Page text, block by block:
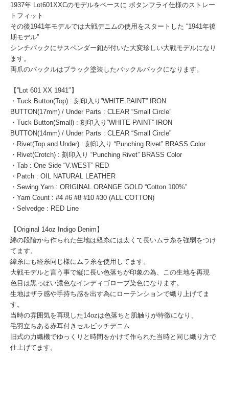
1937年 Lot601XXCのモデルをベースに ボタンフライ仕様のストレー
トフィット
その後1941年モデルでは大戦デニムの使用をスタートした “1941年後
期モデル”
シンチバックにサスペンダー釦が付いた大変珍しい大戦モデルになり
ます。
両爪のバックルはブラック塗装したバックルバックになります。
【”Lot 601 XX 1941″】
・Tuck Button(Top) : 刻印入り”WHITE PAINT” IRON
BUTTON(17mm) / Under Parts : CLEAR “Small Circle”
・Tuck Button(Small) : 刻印入り”WHITE PAINT” IRON
BUTTON(14mm) / Under Parts : CLEAR “Small Circle”
・Rivet(Top and Under) : 刻印入り “Punching Rivet” BRASS Color
・Rivet(Crotch) : 刻印入り “Punching Rivet” BRASS Color
・Tab : One Side “V.WEST” RED
・Patch : OIL NATURAL LEATHER
・Sewing Yarn : ORIGINAL ORANGE GOLD “Cotton 100%”
・Yarn Count : #4 #6 #8 #10 #30 (ALL COTTON)
・Selvedge : RED Line
【Original 14oz Indigo Denim】
綿の段階から作られた生地は経糸には太くて長いムラ糸を強弱をつけ
てます。
緯糸にも経糸同じ様にムラ糸を使用してます。
大戦モデルと言う事で縦に長い色落ちが印象の為、この生地を再現
色目は黒っぽい濃色なインディゴロープ染色になります。
生地はザラ感や手持ち感を出す為にローテンションで織り上げてま
す。
当時の雰囲気を再現した14ozは色落ちと肌触りが特徴になり、
毛羽立ちある赤耳付きセルビッチデニム
旧式の力織機でゆっくりと時間をかけて作られた当時と同じ織り方で
仕上げてます。